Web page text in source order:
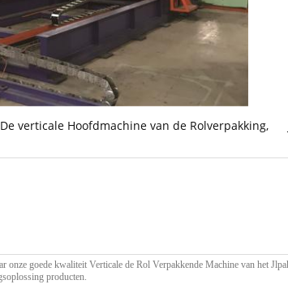
De verticale Hoofdmachine van de Rolverpakking,